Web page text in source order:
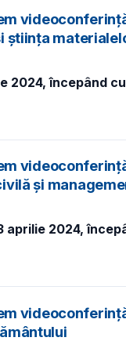
știința
2024, începând
și
2024,